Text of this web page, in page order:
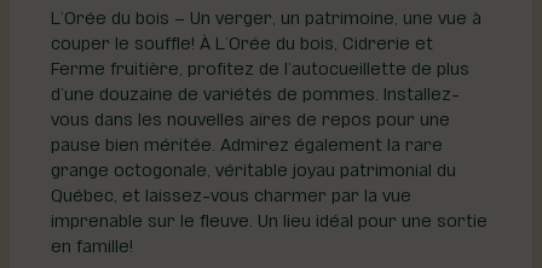
L’Orée du bois – Un verger, un patrimoine, une vue à
couper le souffle! À L’Orée du bois, Cidrerie et
Ferme fruitière, profitez de l’autocueillette de plus
d’une douzaine de variétés de pommes. Installez-
vous dans les nouvelles aires de repos pour une
pause bien méritée. Admirez également la rare
grange octogonale, véritable joyau patrimonial du
Québec, et laissez-vous charmer par la vue
imprenable sur le fleuve. Un lieu idéal pour une sortie
en famille!